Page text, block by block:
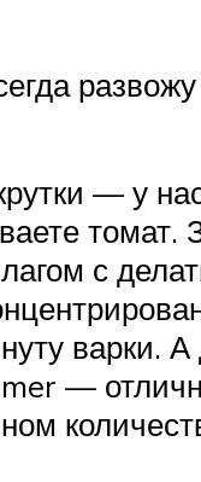
— у
с
варки. А
—